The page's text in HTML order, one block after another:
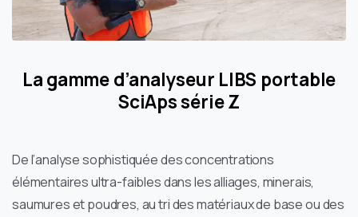
La gamme d’analyseur LIBS portable
SciApssérie Z
De l’analyse sophistiquée des concentrations
élémentaires ultra-faibles dans les alliages, minerais,
saumures et poudres, au tri des matériaux de base ou des